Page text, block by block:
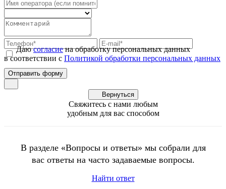
Даюсогласиена обработку персональных данных
в соответствии с Политикой обработки персональных данных
Вернуться
Свяжитесь с нами любым
удобным для вас способом
В разделе «Вопросы и ответы» мы собрали для
вас ответы на часто задаваемые вопросы.
Найти ответ